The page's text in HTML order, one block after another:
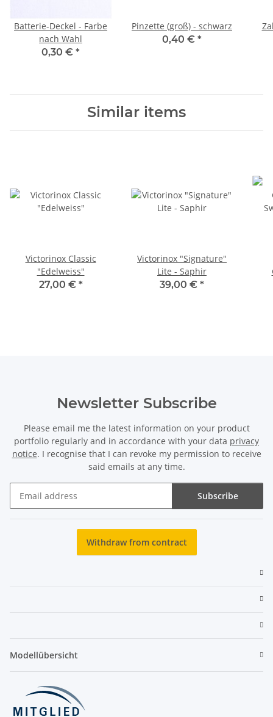
Batterie-Deckel - Farbe
nach Wahl
0,30 € *
Pinzette (groß) - schwarz
0,40 € *
Similar items
Victorinox Classic
"Edelweiss"
27,00 € *
Victorinox "Signature"
Lite - Saphir
39,00 € *
Newsletter Subscribe
Please email me the latest information on your product
portfolio regularly and in accordance with your data privacy
notice. I recognise that I can revoke my permission to receive
said emails at any time.
Subscribe
Withdraw from contract
Modellübersicht